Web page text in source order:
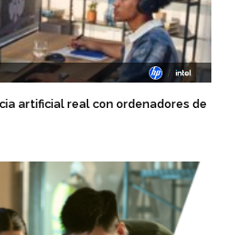
artificial real con ordenadores de